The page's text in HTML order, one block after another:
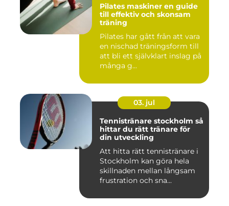
Pilates maskiner en guide
till effektiv och skonsam
träning
Pilates har gått från att vara
en nischad träningsform till
att bli ett självklart inslag på
många g...
03. jul
Tennistränare stockholm så
hittar du rätt tränare för
din utveckling
Att hitta rätt tennistränare i
Stockholm kan göra hela
skillnaden mellan långsam
frustration och sna...